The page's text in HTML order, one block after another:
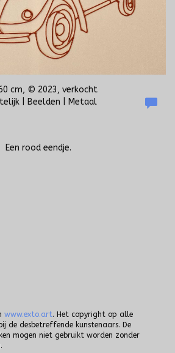
cm, © 2023, verkocht
| Beelden | Metaal
Een rood eendje.
www.exto.art. Het copyright op alle
de desbetreffende kunstenaars. De
mogen niet gebruikt worden zonder